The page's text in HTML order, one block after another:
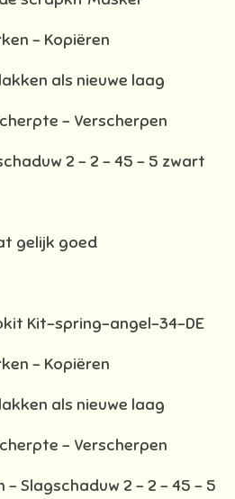
– Kopiëren
als nieuwe laag
– Verscherpen
2 – 2 – 45 – 5 zwart
gelijk goed
Kit-spring-angel-34-DE
– Kopiëren
als nieuwe laag
– Verscherpen
Slagschaduw 2 – 2 – 45 – 5